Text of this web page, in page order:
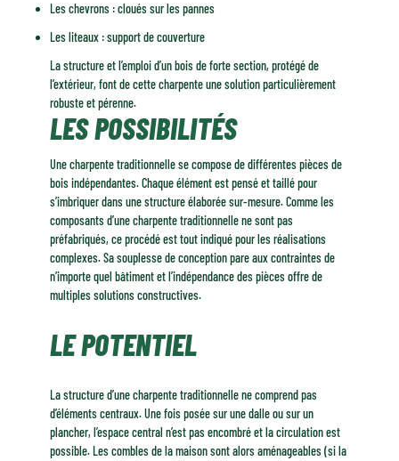
Les chevrons : cloués sur les pannes
Les liteaux : support de couverture
La structure et l’emploi d’un bois de forte section, protégé de
l’extérieur, font de cette charpente une solution particulièrement
robuste et pérenne.
LES POSSIBILITÉS
Une charpente traditionnelle se compose de différentes pièces de
bois indépendantes. Chaque élément est pensé et taillé pour
s’imbriquer dans une structure élaborée sur-mesure. Comme les
composants d’une charpente traditionnelle ne sont pas
préfabriqués, ce procédé est tout indiqué pour les réalisations
complexes. Sa souplesse de conception pare aux contraintes de
n’importe quel bâtiment et l’indépendance des pièces offre de
multiples solutions constructives.
LE POTENTIEL
La structure d’une charpente traditionnelle ne comprend pas
d’éléments centraux. Une fois posée sur une dalle ou sur un
plancher, l’espace central n’est pas encombré et la circulation est
possible. Les combles de la maison sont alors aménageables (si la